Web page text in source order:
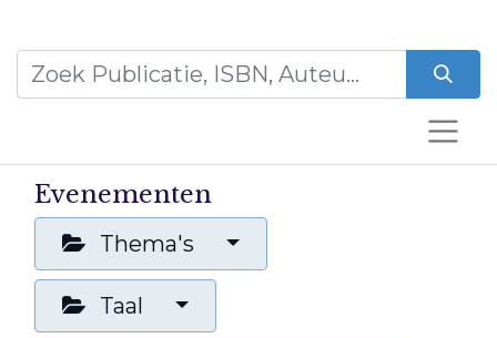
Evenementen
Thema's
Taal